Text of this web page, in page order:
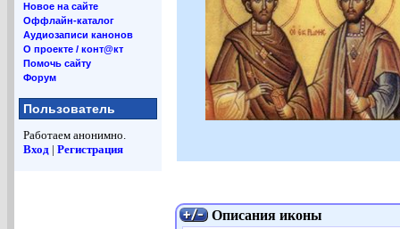
Новое на сайте
Оффлайн-каталог
Аудиозаписи канонов
О проекте / конт@кт
Помочь сайту
Форум
Пользователь
Работаем анонимно.
Вход | Регистрация
Описания иконы